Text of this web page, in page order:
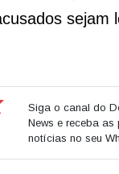
sejam
Siga o canal do
News e receba as
notícias no seu